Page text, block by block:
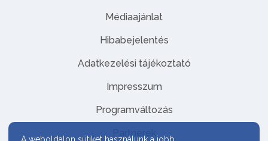
Médiaajánlat
Hibabejelentés
Adatkezelési tájékoztató
Impresszum
Programváltozás
Partnerek